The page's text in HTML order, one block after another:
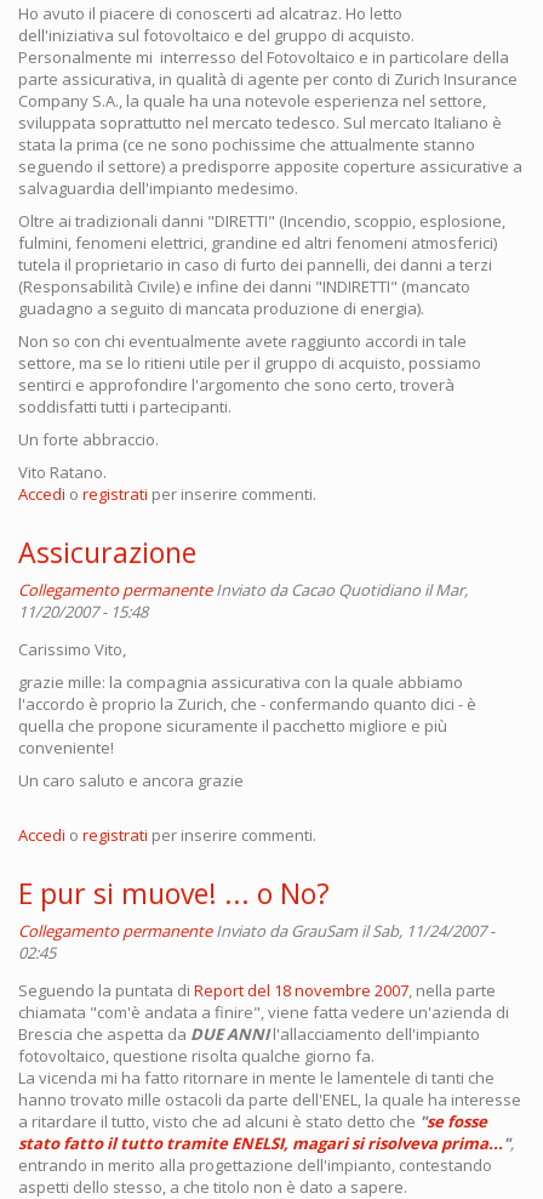
Ho avuto il piacere di conoscerti ad alcatraz. Ho letto
dell'iniziativa sul fotovoltaico e del gruppo di acquisto.
Personalmente mi interresso del Fotovoltaico e in particolare della
parte assicurativa, in qualità di agente per conto di Zurich Insurance
Company S.A., la quale ha una notevole esperienza nel settore,
sviluppata soprattutto nel mercato tedesco. Sul mercato Italiano è
stata la prima (ce ne sono pochissime che attualmente stanno
seguendo il settore) a predisporre apposite coperture assicurative a
salvaguardia dell'impianto medesimo.
Oltre ai tradizionali danni "DIRETTI" (Incendio, scoppio, esplosione,
fulmini, fenomeni elettrici, grandine ed altri fenomeni atmosferici)
tutela il proprietario in caso di furto dei pannelli, dei danni a terzi
(Responsabilità Civile) e infine dei danni "INDIRETTI" (mancato
guadagno a seguito di mancata produzione di energia).
Non so con chi eventualmente avete raggiunto accordi in tale
settore, ma se lo ritieni utile per il gruppo di acquisto, possiamo
sentirci e approfondire l'argomento che sono certo, troverà
soddisfatti tutti i partecipanti.
Un forte abbraccio.
Vito Ratano.
Accedi o registrati per inserire commenti.
Assicurazione
Collegamento permanente Inviato daCacao Quotidiano il Mar,
11/20/2007 - 15:48
Carissimo Vito,
grazie mille: la compagnia assicurativa con la quale abbiamo
l'accordo è proprio la Zurich, che - confermando quanto dici - è
quella che propone sicuramente il pacchetto migliore e più
conveniente!
Un caro saluto e ancora grazie
Accedi o registrati per inserire commenti.
E pur si muove! ... o No?
Collegamento permanente Inviato daGrauSamil Sab, 11/24/2007 -
02:45
Seguendo la puntata di Report del 18 novembre 2007 , nella parte
chiamata "com'è andata a finire", viene fatta vedere un'azienda di
Brescia che aspetta da DUE ANNIl'allacciamento dell'impianto
fotovoltaico, questione risolta qualche giorno fa.
La vicenda mi ha fatto ritornare in mente le lamentele di tanti che
hanno trovato mille ostacoli da parte dell'ENEL, la quale ha interesse
a ritardare il tutto, visto che ad alcuni è stato detto che "se fosse
stato fatto il tutto tramite ENELSI, magari si risolveva prima...",
entrando in merito alla progettazione dell'impianto, contestando
aspetti dello stesso, a che titolo non è dato a sapere.